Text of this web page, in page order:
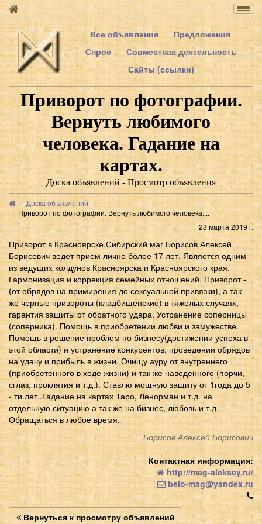
Все объявления
Предложения
Спрос
Совместная деятельность
Сайты (ссылки)
Приворот по фотографии.
Вернуть любимого
человека. Гадание на
картах.
Доска объявлений - Просмотр объявления
Доска объявлений
Приворот по фотографии. Вернуть любимого человека....
23 марта 2019 г.
Приворот в Красноярске.Сибирский маг Борисов Алексей
Борисович ведет прием лично более 17 лет. Является одним
из ведущих колдунов Красноярска и Красноярского края.
Гармонизация и коррекция семейных отношений. Приворот -
(от обрядов на примирения до сексуальной привязки), а так
же черные привороты (кладбищенские) в тяжелых случаях,
гарантия защиты от обратного удара. Устранение соперницы
(соперника). Помощь в приобретении любви и замужестве.
Помощь в решение проблем по бизнесу(достижении успеха в
этой области) и устранение конкурентов, проведении обрядов
на удачу и прибыль в жизни. Очищу ауру от внутреннего
(приобретенного в ходе жизни) и так же наведенного (порчи,
сглаз, проклятия и т.д.). Ставлю мощную защиту от 1года до 5
- ти.лет..Гадание на картах Таро, Ленорман и т.д. на
отдельную ситуацию а так же на бизнес, любовь и т.д.
Обращаться в любое время.
Борисов Алексей Борисович
Контактная информация:
http://mag-aleksey.ru/
belo-mag@yandex.ru
Вернуться к просмотру объявлений